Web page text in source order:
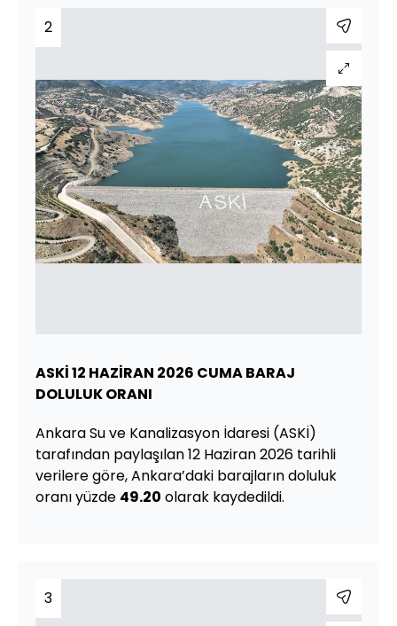
2
ASKİ 12 HAZİRAN 2026 CUMA BARAJ
DOLULUK ORANI
Ankara Su ve Kanalizasyon İdaresi (ASKİ)
tarafından paylaşılan 12 Haziran 2026 tarihli
verilere göre, Ankara’daki barajların doluluk
oranı yüzde 49.20 olarak kaydedildi.
3